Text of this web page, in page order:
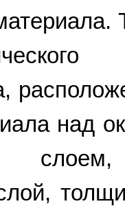
над